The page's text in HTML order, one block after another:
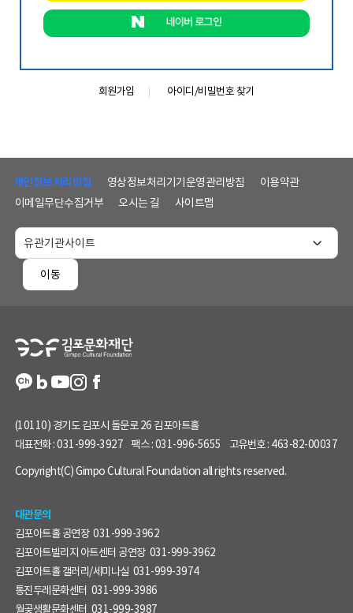
회원가입 아이디/비밀번호 찾기
개인정보처리방침 영상정보처리기기운영관리방침
이용약관
이메일무단수집거부
오시는 길 사이트맵
이동
(10110) 경기도 김포시 돌문로 26 김포아트홀
대표전화 :031-999-3927 팩스 :031-996-5655 고유번호 : 463-82-00037
Copyright(C) Gimpo Cultural Foundation all rights reserved.
대관문의
김포아트홀 공연장 031-999-3962
김포아트빌리지 아트센터 공연장 031-999-3962
김포아트홀 갤러리/세미나실 031-999-3974
통진두레문화센터 031-999-3986
월곶생활문화센터 031-999-3987